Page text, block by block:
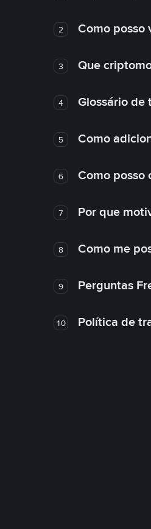
2 Como posso
3 Que
4 Glossário de
5 Como
6 Como posso
7 Por que
8 Como me
9 Perguntas
10 Política de